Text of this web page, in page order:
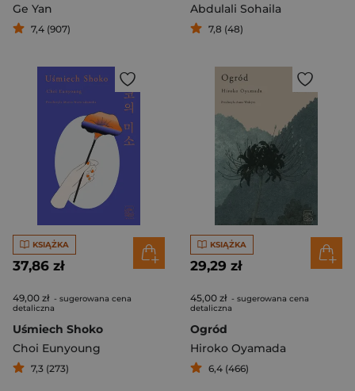
Ge Yan
7,4 (907)
Abdulali Sohaila
7,8 (48)
KSIĄŻKA
37,86 zł
49,00 zł - sugerowana cena
detaliczna
Uśmiech Shoko
Choi Eunyoung
7,3 (273)
KSIĄŻKA
29,29 zł
45,00 zł - sugerowana cena
detaliczna
Ogród
Hiroko Oyamada
6,4 (466)